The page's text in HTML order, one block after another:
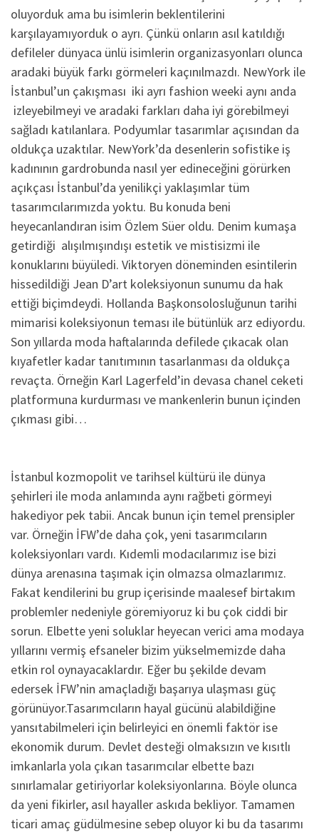
oluyorduk ama bu isimlerin beklentilerini
karşılayamıyorduk o ayrı. Çünkü onların asıl katıldığı
defileler dünyaca ünlü isimlerin organizasyonları olunca
aradaki büyük farkı görmeleri kaçınılmazdı. NewYork ile
İstanbul’un çakışması iki ayrı fashion weeki aynı anda
izleyebilmeyi ve aradaki farkları daha iyi görebilmeyi
sağladı katılanlara. Podyumlar tasarımlar açısından da
oldukça uzaktılar. NewYork’da desenlerin sofistike iş
kadınının gardrobunda nasıl yer edineceğini görürken
açıkçası İstanbul’da yenilikçi yaklaşımlar tüm
tasarımcılarımızda yoktu. Bu konuda beni
heyecanlandıran isim Özlem Süer oldu. Denim kumaşa
getirdiği alışılmışındışı estetik ve mistisizmi ile
konuklarını büyüledi. Viktoryen döneminden esintilerin
hissedildiği Jean D’art koleksiyonun sunumu da hak
ettiği biçimdeydi. Hollanda Başkonsolosluğunun tarihi
mimarisi koleksiyonun teması ile bütünlük arz ediyordu.
Son yıllarda moda haftalarında defilede çıkacak olan
kıyafetler kadar tanıtımının tasarlanması da oldukça
revaçta. Örneğin Karl Lagerfeld’in devasa chanel ceketi
platformuna kurdurması ve mankenlerin bunun içinden
çıkması gibi…
İstanbul kozmopolit ve tarihsel kültürü ile dünya
şehirleri ile moda anlamında aynı rağbeti görmeyi
hakediyor pek tabii. Ancak bunun için temel prensipler
var. Örneğin İFW’de daha çok, yeni tasarımcıların
koleksiyonları vardı. Kıdemli modacılarımız ise bizi
dünya arenasına taşımak için olmazsa olmazlarımız.
Fakat kendilerini bu grup içerisinde maalesef birtakım
problemler nedeniyle göremiyoruz ki bu çok ciddi bir
sorun. Elbette yeni soluklar heyecan verici ama modaya
yıllarını vermiş efsaneler bizim yükselmemizde daha
etkin rol oynayacaklardır. Eğer bu şekilde devam
edersek İFW’nin amaçladığı başarıya ulaşması güç
görünüyor.Tasarımcıların hayal gücünü alabildiğine
yansıtabilmeleri için belirleyici en önemli faktör ise
ekonomik durum. Devlet desteği olmaksızın ve kısıtlı
imkanlarla yola çıkan tasarımcılar elbette bazı
sınırlamalar getiriyorlar koleksiyonlarına. Böyle olunca
da yeni fikirler, asıl hayaller askıda bekliyor. Tamamen
ticari amaç güdülmesine sebep oluyor ki bu da tasarımı